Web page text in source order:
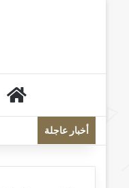
أخبار عاجلة